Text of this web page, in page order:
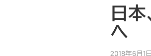
日
へ
2018年6月1